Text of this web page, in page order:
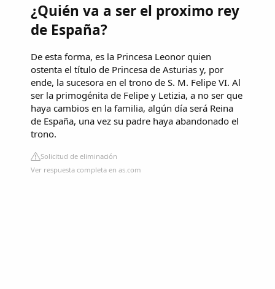
¿Quién va a ser el proximo rey
de España?
De esta forma, es la Princesa Leonor quien
ostenta el título de Princesa de Asturias y, por
ende, la sucesora en el trono de S. M. Felipe VI. Al
ser la primogénita de Felipe y Letizia, a no ser que
haya cambios en la familia, algún día será Reina
de España, una vez su padre haya abandonado el
trono.
Solicitud de eliminación
Ver respuesta completa en as.com